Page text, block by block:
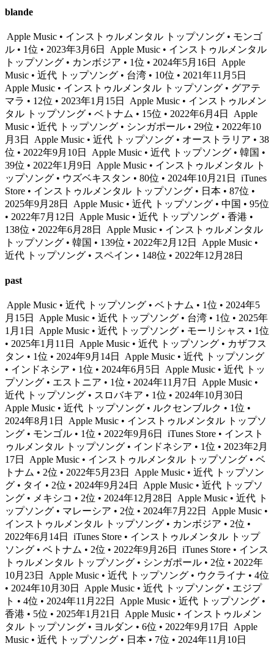
blande
Apple Music • インストゥルメンタル トップソング • モンゴ
ル • 1位 • 2023年3月6日
Apple Music • インストゥルメンタル
トップソング • カンボジア • 1位 • 2024年5月16日
Apple
Music • 近代 トップソング • 台湾 • 10位 • 2021年11月5日
Apple Music • インストゥルメンタル トップソング • グアテ
マラ • 12位 • 2023年1月15日
Apple Music • インストゥルメン
タル トップソング • ベトナム • 15位 • 2022年6月4日
Apple
Music • 近代 トップソング • シンガポール • 29位 • 2022年10
月3日
Apple Music • 近代 トップソング • オーストラリア • 38
位 • 2022年9月10日
Apple Music • 近代 トップソング • 韓国 •
39位 • 2022年1月9日
Apple Music • インストゥルメンタル ト
ップソング • ウズベキスタン • 80位 • 2024年10月21日
iTunes
Store • インストゥルメンタル トップソング • 日本 • 87位 •
2025年9月28日
Apple Music • 近代 トップソング • 中国 • 95位
• 2022年7月12日
Apple Music • 近代 トップソング • 香港 •
138位 • 2022年6月28日
Apple Music • インストゥルメンタル
トップソング • 韓国 • 139位 • 2022年2月12日
Apple Music •
近代 トップソング • スペイン • 148位 • 2022年12月28日
past
Apple Music • 近代 トップソング • ベトナム • 1位 • 2024年5
月15日
Apple Music • 近代 トップソング • 台湾 • 1位 • 2025年
1月1日
Apple Music • 近代 トップソング • モーリシャス • 1位
• 2025年1月11日
Apple Music • 近代 トップソング • カザフス
タン • 1位 • 2024年9月14日
Apple Music • 近代 トップソング
• インドネシア • 1位 • 2024年6月5日
Apple Music • 近代 トッ
プソング • エストニア • 1位 • 2024年11月7日
Apple Music •
近代 トップソング • スロバキア • 1位 • 2024年10月30日
Apple Music • 近代 トップソング • ルクセンブルク • 1位 •
2024年8月1日
Apple Music • インストゥルメンタル トップソ
ング • モンゴル • 1位 • 2022年9月6日
iTunes Store • インスト
ゥルメンタル トップソング • インドネシア • 1位 • 2023年2月
17日
Apple Music • インストゥルメンタル トップソング • ベ
トナム • 2位 • 2022年5月23日
Apple Music • 近代 トップソン
グ • タイ • 2位 • 2024年9月24日
Apple Music • 近代 トップソ
ング • メキシコ • 2位 • 2024年12月28日
Apple Music • 近代 ト
ップソング • マレーシア • 2位 • 2024年7月22日
Apple Music •
インストゥルメンタル トップソング • カンボジア • 2位 •
2022年6月14日
iTunes Store • インストゥルメンタル トップ
ソング • ベトナム • 2位 • 2022年9月26日
iTunes Store • インス
トゥルメンタル トップソング • シンガポール • 2位 • 2022年
10月23日
Apple Music • 近代 トップソング • ウクライナ • 4位
• 2024年10月30日
Apple Music • 近代 トップソング • エジプ
ト • 4位 • 2024年11月22日
Apple Music • 近代 トップソング •
香港 • 5位 • 2025年1月21日
Apple Music • インストゥルメン
タル トップソング • ヨルダン • 6位 • 2022年9月17日
Apple
Music • 近代 トップソング • 日本 • 7位 • 2024年11月10日